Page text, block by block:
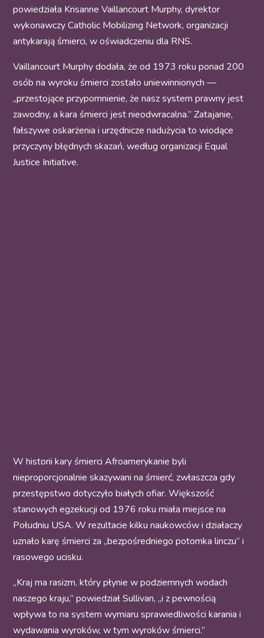
powiedziała Krisanne Vaillancourt Murphy, dyrektor
wykonawczy Catholic Mobilizing Network, organizacji
antykarają śmierci, w oświadczeniu dla RNS.
Vaillancourt Murphy dodała, że od 1973 roku ponad 200
osób na wyroku śmierci zostało uniewinnionych —
„przestojące przypomnienie, że nasz system prawny jest
zawodny, a kara śmierci jest nieodwracalna.” Zatajanie,
fałszywe oskarżenia i urzędnicze nadużycia to wiodące
przyczyny błędnych skazań, według organizacji Equal
Justice Initiative.
W historii kary śmierci Afroamerykanie byli
nieproporcjonalnie skazywani na śmierć, zwłaszcza gdy
przestępstwo dotyczyło białych ofiar. Większość
stanowych egzekucji od 1976 roku miała miejsce na
Południu USA. W rezultacie kilku naukowców i działaczy
uznało karę śmierci za „bezpośredniego potomka linczu” i
rasowego ucisku.
„Kraj ma rasizm, który płynie w podziemnych wodach
naszego kraju,” powiedział Sullivan, „i z pewnością
wpływa to na system wymiaru sprawiedliwości karania i
wydawania wyroków, w tym wyroków śmierci.”